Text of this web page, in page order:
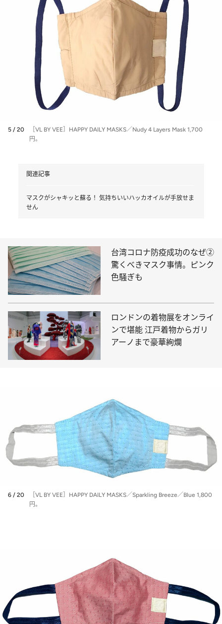
5 / 20
［VL BY VEE］HAPPY DAILY MASKS／Nudy 4 Layers Mask 1,700
円。
関連記事
マスクがシャキッと蘇る！ 気持ちいいハッカオイルが手放せま
せん
台湾コロナ防疫成功のなぜ②
驚くべきマスク事情。ピンク
色騒ぎも
ロンドンの着物展をオンライ
ンで堪能 江戸着物からガリ
アーノまで豪華絢爛
6 / 20
［VL BY VEE］HAPPY DAILY MASKS／Sparkling Breeze／Blue 1,800
円。